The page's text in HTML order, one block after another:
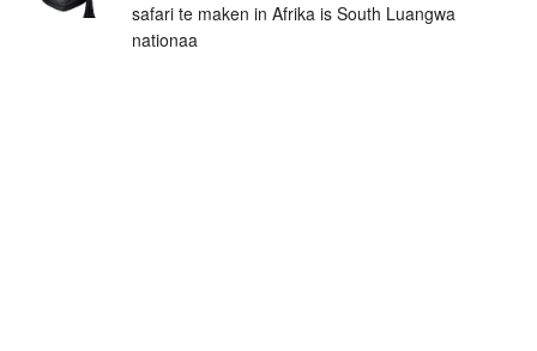
safari te maken in Afrika is South Luangwa
nationaa